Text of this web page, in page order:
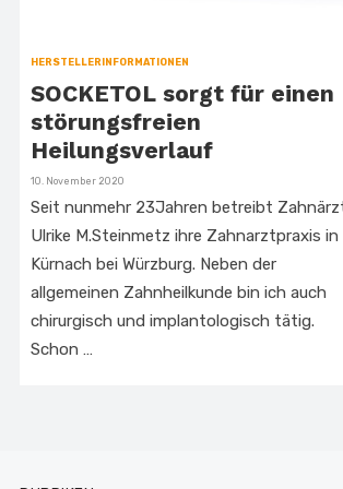
HERSTELLERINFORMATIONEN
SOCKETOL sorgt für einen
störungsfreien
Heilungsverlauf
Veröffentlicht
10. November 2020
Seit nunmehr 23Jahren betreibt
Ulrike M.Steinmetz ihre Zahnarztpraxis in
Kürnach bei Würzburg. Neben der
allgemeinen Zahnheilkunde bin ich auch
chirurgisch und implantologisch tätig.
Schon …